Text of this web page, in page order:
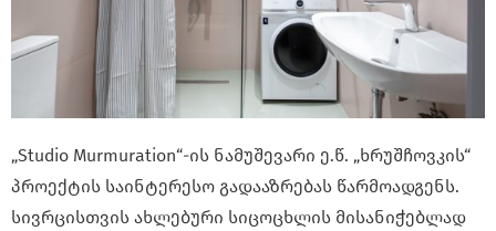
„Studio Murmuration“-ის ნამუშევარი ე.წ. „ხრუშჩოვკის“
პროექტის საინტერესო გადააზრებას წარმოადგენს.
სივრცისთვის ახლებური სიცოცხლის მისანიჭებლად